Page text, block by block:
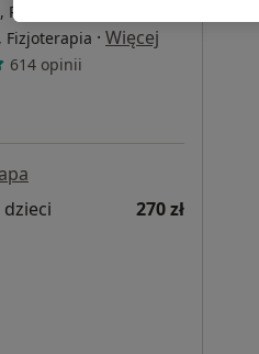
Rehabilitacja
Fizjoterapia · Więcej
614 opinii
270 zł